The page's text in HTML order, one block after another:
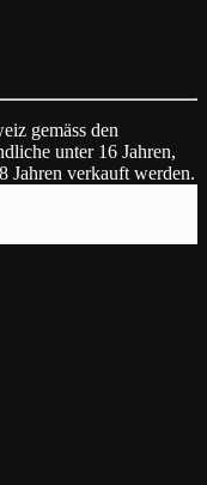
gemäss den
unter 16 Jahren,
Jahren verkauft werden.